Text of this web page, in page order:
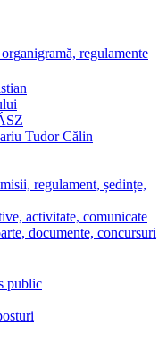
regulamente
Tudor Călin
regulament, ședințe,
activitate, comunicate
documente, concursuri
public